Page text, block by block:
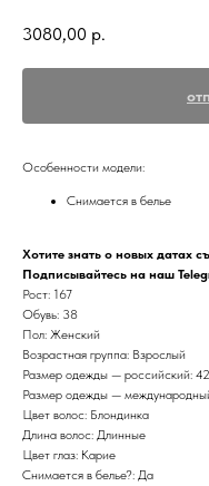
3080,00 р.
Особенности модели:
Снимается в белье
Хотите знать о новых датах
Подписывайтесь на наш
Рост: 167
Обувь: 38
Пол: Женский
Возрастная группа: Взрослый
Размер одежды — российский: 42
Размер одежды —
Цвет волос: Блондинка
Длина волос: Длинные
Цвет глаз: Карие
Снимается в белье?: Да